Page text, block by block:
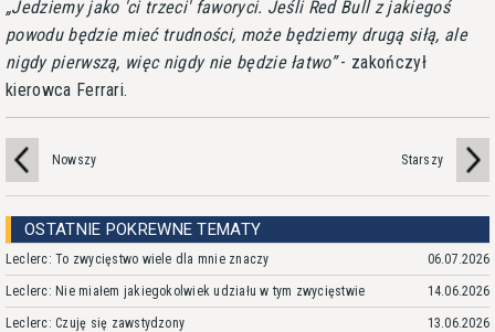
Jedziemy jako 'ci trzeci' faworyci. Jeśli Red Bull z jakiegoś
powodu będzie mieć trudności, może będziemy drugą siłą, ale
nigdy pierwszą, więc nigdy nie będzie łatwo - zakończył
kierowca Ferrari.
Nowszy Starszy
OSTATNIE POKREWNE TEMATY
Leclerc: To zwycięstwo wiele dla mnie znaczy 06.07.2026
Leclerc: Nie miałem jakiegokolwiek udziału w tym zwycięstwie 14.06.2026
Leclerc: Czuję się zawstydzony 13.06.2026